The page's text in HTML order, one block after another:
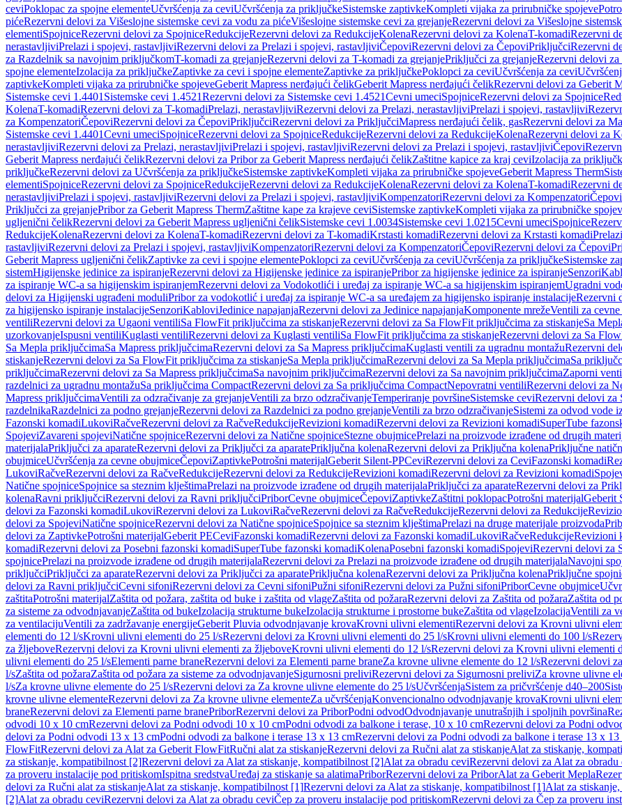
ceviPoklopac za spojne elementeUčvršćenja za ceviUčvršćenja za priključkeSistemske zaptivkeKompleti vijaka za prirubničke spojeve
pićeRezervni delovi za Višeslojne sistemske cevi za vodu za pićeVišeslojne sistemske cevi za grejanjeRezervni delovi za Višeslojne
elementiSpojniceRezervni delovi za SpojniceRedukcijeRezervni delovi za RedukcijeKolenaRezervni delovi za KolenaT-komadiRezervni
nerastavljiviPrelazi i spojevi, rastavljiviRezervni delovi za Prelazi i spojevi, rastavljiviČepoviRezervni delovi za ČepoviPriključciRezervni
za Razdelnik sa navojnim priključkomT-komadi za grejanjeRezervni delovi za T-komadi za grejanjePriključci za grejanjeRezervni delovi
spojne elementeIzolacija za priključkeZaptivke za cevi i spojne elementeZaptivke za priključkePoklopci za ceviUčvršćenja za cevi
zaptivkeKompleti vijaka za prirubničke spojeveGeberit Mapress nerđajući čelikGeberit Mapress nerđajući čelikRezervni delovi za Geberit
Sistemske cevi 1.4401 Sistemske cevi 1.4521Rezervni delovi za Sistemske cevi 1.4521Cevni umeciSpojniceRezervni delovi za Spojnice
KolenaT-komadiRezervni delovi za T-komadiPrelazi, nerastavljiviRezervni delovi za Prelazi, nerastavljiviPrelazi i spojevi, rastavljivi
za KompenzatoriČepoviRezervni delovi za ČepoviPriključciRezervni delovi za PriključciMapress nerđajući čelik, gasRezervni delovi za
Sistemske cevi 1.4401Cevni umeciSpojniceRezervni delovi za SpojniceRedukcijeRezervni delovi za RedukcijeKolenaRezervni delovi za
nerastavljiviRezervni delovi za Prelazi, nerastavljiviPrelazi i spojevi, rastavljiviRezervni delovi za Prelazi i spojevi, rastavljiviČepovi
Geberit Mapress nerđajući čelikRezervni delovi za Pribor za Geberit Mapress nerđajući čelikZaštitne kapice za kraj ceviIzolacija za
priključkeRezervni delovi za Učvršćenja za priključkeSistemske zaptivkeKompleti vijaka za prirubničke spojeveGeberit Mapress Therm
elementiSpojniceRezervni delovi za SpojniceRedukcijeRezervni delovi za RedukcijeKolenaRezervni delovi za KolenaT-komadiRezervni
nerastavljiviPrelazi i spojevi, rastavljiviRezervni delovi za Prelazi i spojevi, rastavljiviKompenzatoriRezervni delovi za KompenzatoriČepovi
Priključci za grejanjePribor za Geberit Mapress ThermZaštitne kape za krajeve ceviSistemske zaptivkeKompleti vijaka za prirubničke
ugljenični čelikRezervni delovi za Geberit Mapress ugljenični čelikSistemske cevi 1.0034Sistemske cevi 1.0215Cevni umeciSpojnice
RedukcijeKolenaRezervni delovi za KolenaT-komadiRezervni delovi za T-komadiKrstasti komadiRezervni delovi za Krstasti komadi
rastavljiviRezervni delovi za Prelazi i spojevi, rastavljiviKompenzatoriRezervni delovi za KompenzatoriČepoviRezervni delovi za Čepovi
Geberit Mapress ugljenični čelikZaptivke za cevi i spojne elementePoklopci za ceviUčvršćenja za ceviUčvršćenja za priključkeSistemske
sistemHigijenske jedinice za ispiranjeRezervni delovi za Higijenske jedinice za ispiranjePribor za higijenske jedinice za ispiranjeSenzori
za ispiranje WC-a sa higijenskim ispiranjemRezervni delovi za Vodokotlići i uređaj za ispiranje WC-a sa higijenskim ispiranjemUgradni
delovi za Higijenski ugrađeni moduliPribor za vodokotlić i uređaj za ispiranje WC-a sa uređajem za higijensko ispiranje instalacijeRezervni
za higijensko ispiranje instalacijeSenzoriKabloviJedinice napajanjaRezervni delovi za Jedinice napajanjaKomponente mrežeVentili za cevne
ventiliRezervni delovi za Ugaoni ventiliSa FlowFit priključcima za stiskanjeRezervni delovi za Sa FlowFit priključcima za stiskanjeSa
uzorkovanjeIspusni ventiliKuglasti ventiliRezervni delovi za Kuglasti ventiliSa FlowFit priključcima za stiskanjeRezervni delovi za Sa
Sa Mepla priključcimaSa Mapress priključcimaRezervni delovi za Sa Mapress priključcimaKuglasti ventili za ugradnu montažuRezervni
stiskanjeRezervni delovi za Sa FlowFit priključcima za stiskanjeSa Mepla priključcimaRezervni delovi za Sa Mepla priključcimaSa
priključcimaRezervni delovi za Sa Mapress priključcimaSa navojnim priključcimaRezervni delovi za Sa navojnim priključcimaZaporni
razdelnici za ugradnu montažuSa priključcima CompactRezervni delovi za Sa priključcima CompactNepovratni ventiliRezervni delovi za
Mapress priključcimaVentili za odzračivanje za grejanjeVentili za brzo odzračivanjeTemperiranje površineSistemske ceviRezervni delovi za
razdelnikaRazdelnici za podno grejanjeRezervni delovi za Razdelnici za podno grejanjeVentili za brzo odzračivanjeSistemi za odvod vode
Fazonski komadiLukoviRačveRezervni delovi za RačveRedukcijeRevizioni komadiRezervni delovi za Revizioni komadiSuperTube
SpojeviZavareni spojeviNatične spojniceRezervni delovi za Natične spojniceStezne obujmicePrelazi na proizvode izrađene od drugih
materijalaPriključci za aparateRezervni delovi za Priključci za aparatePriključna kolenaRezervni delovi za Priključna kolenaPriključne
obujmiceUčvršćenja za cevne obujmiceČepoviZaptivkePotrošni materijalGeberit Silent-PPCeviRezervni delovi za CeviFazonski komadi
LukoviRačveRezervni delovi za RačveRedukcijeRezervni delovi za RedukcijeRevizioni komadiRezervni delovi za Revizioni komadi
Natične spojniceSpojnice sa steznim klještimaPrelazi na proizvode izrađene od drugih materijalaPriključci za aparateRezervni delovi za
kolenaRavni priključciRezervni delovi za Ravni priključciPriborCevne obujmiceČepoviZaptivkeZaštitni poklopacPotrošni materijalGeberit
delovi za Fazonski komadiLukoviRezervni delovi za LukoviRačveRezervni delovi za RačveRedukcijeRezervni delovi za Redukcije
delovi za SpojeviNatične spojniceRezervni delovi za Natične spojniceSpojnice sa steznim klještimaPrelazi na druge materijale proizvoda
delovi za ZaptivkePotrošni materijalGeberit PECeviFazonski komadiRezervni delovi za Fazonski komadiLukoviRačveRedukcijeRevizioni
komadiRezervni delovi za Posebni fazonski komadiSuperTube fazonski komadiKolenaPosebni fazonski komadiSpojeviRezervni delovi za
spojnicePrelazi na proizvode izrađene od drugih materijalaRezervni delovi za Prelazi na proizvode izrađene od drugih materijalaNavojni
priključciPriključci za aparateRezervni delovi za Priključci za aparatePriključna kolenaRezervni delovi za Priključna kolenaPriključne
delovi za Ravni priključciCevni sifoniRezervni delovi za Cevni sifoniPužni sifoniRezervni delovi za Pužni sifoniPriborCevne obujmice
zaštitaPotrošni materijalZaštita od požara, zaštita od buke i zaštita od vlageZaštita od požaraRezervni delovi za Zaštita od požaraZaštita od
za sisteme za odvodnjavanjeZaštita od bukeIzolacija strukturne bukeIzolacija strukturne i prostorne bukeZaštita od vlageIzolacijaVentili za
za ventilacijuVentili za zadržavanje energijeGeberit Pluvia odvodnjavanje krovaKrovni ulivni elementiRezervni delovi za Krovni ulivni
elementi do 12 l/sKrovni ulivni elementi do 25 l/sRezervni delovi za Krovni ulivni elementi do 25 l/sKrovni ulivni elementi do 100 l/s
za žljeboveRezervni delovi za Krovni ulivni elementi za žljeboveKrovni ulivni elementi do 12 l/sRezervni delovi za Krovni ulivni elementi
ulivni elementi do 25 l/sElementi parne braneRezervni delovi za Elementi parne braneZa krovne ulivne elemente do 12 l/sRezervni delovi
l/sZaštita od požaraZaštita od požara za sisteme za odvodnjavanjeSigurnosni preliviRezervni delovi za Sigurnosni preliviZa krovne ulivne
l/sZa krovne ulivne elemente do 25 l/sRezervni delovi za Za krovne ulivne elemente do 25 l/sUčvršćenjaSistem za pričvršćenje d40–200
krovne ulivne elementeRezervni delovi za Za krovne ulivne elementeZa učvršćenjaKonvencionalno odvodnjavanje krovaKrovni ulivni
braneRezervni delovi za Elementi parne branePriborRezervni delovi za PriborPodni odvodOdvodnjavanje unutrašnjih i spoljnih površina
odvodi 10 x 10 cmRezervni delovi za Podni odvodi 10 x 10 cmPodni odvodi za balkone i terase, 10 x 10 cmRezervni delovi za Podni
delovi za Podni odvodi 13 x 13 cmPodni odvodi za balkone i terase 13 x 13 cmRezervni delovi za Podni odvodi za balkone i terase 13 x 13
FlowFitRezervni delovi za Alat za Geberit FlowFitRučni alat za stiskanjeRezervni delovi za Ručni alat za stiskanjeAlat za stiskanje,
za stiskanje, kompatibilnost [2]Rezervni delovi za Alat za stiskanje, kompatibilnost [2]Alat za obradu ceviRezervni delovi za Alat za obradu
za proveru instalacije pod pritiskomIspitna sredstvaUređaj za stiskanje sa alatimaPriborRezervni delovi za PriborAlat za Geberit Mepla
delovi za Ručni alat za stiskanjeAlat za stiskanje, kompatibilnost [1]Rezervni delovi za Alat za stiskanje, kompatibilnost [1]Alat za
[2]Alat za obradu ceviRezervni delovi za Alat za obradu ceviČep za proveru instalacije pod pritiskomRezervni delovi za Čep za proveru